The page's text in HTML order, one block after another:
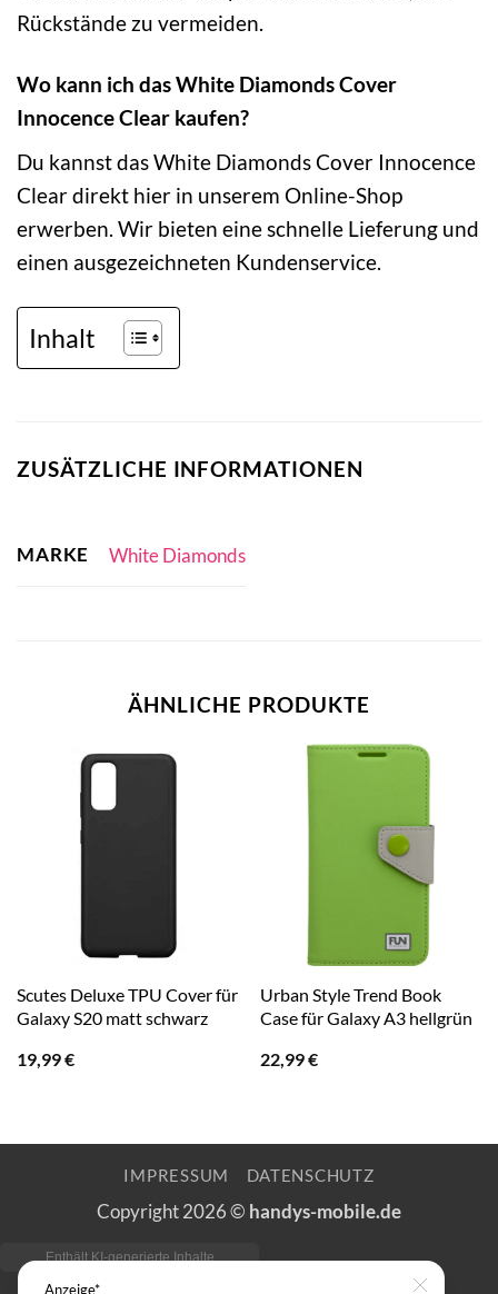
Rückstände zu vermeiden.
Wo kann ich das White Diamonds Cover
Innocence Clear kaufen?
Du kannst das White Diamonds Cover Innocence
Clear direkt hier in unserem Online-Shop
erwerben. Wir bieten eine schnelle Lieferung und
einen ausgezeichneten Kundenservice.
Inhalt
ZUSÄTZLICHE INFORMATIONEN
MARKE White Diamonds
ÄHNLICHE PRODUKTE
Scutes Deluxe TPU Cover für
Galaxy S20 matt schwarz
19,99€
Urban Style Trend Book
Case für Galaxy A3 hellgrün
22,99€
IMPRESSUM DATENSCHUTZ
Copyright 2026 © handys-mobile.de
Anzeige*